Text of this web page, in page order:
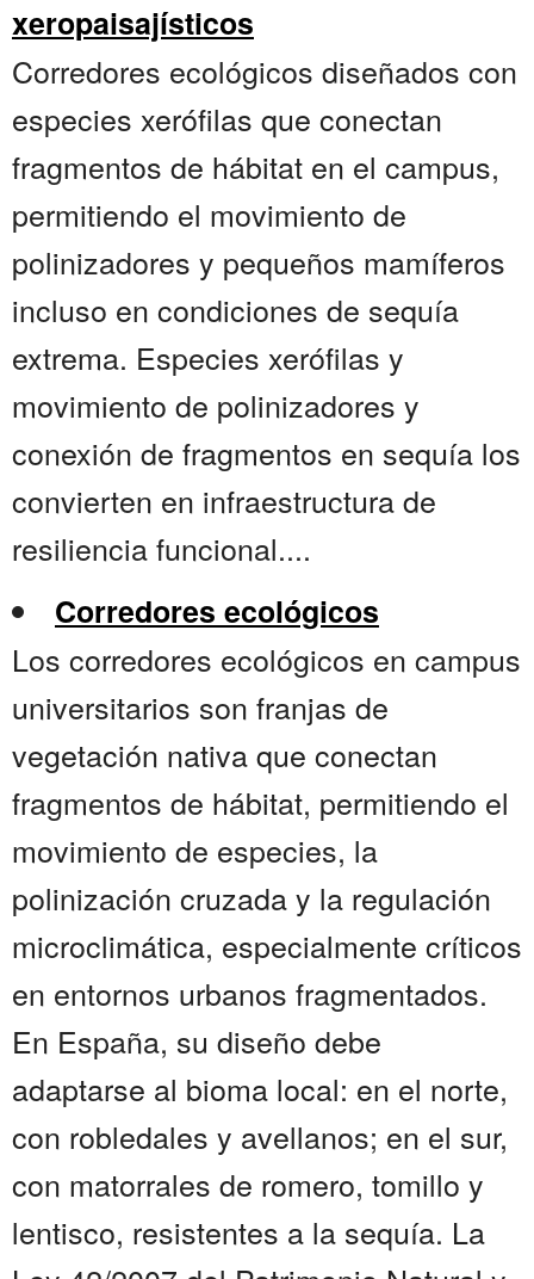
xeropaisajísticos
Corredores ecológicos diseñados con
especies xerófilas que conectan
fragmentos de hábitat en el campus,
permitiendo el movimiento de
polinizadores y pequeños mamíferos
incluso en condiciones de sequía
extrema. Especies xerófilas y
movimiento de polinizadores y
conexión de fragmentos en sequía los
convierten en infraestructura de
resiliencia funcional....
Corredores ecológicos
Los corredores ecológicos en campus
universitarios son franjas de
vegetación nativa que conectan
fragmentos de hábitat, permitiendo el
movimiento de especies, la
polinización cruzada y la regulación
microclimática, especialmente críticos
en entornos urbanos fragmentados.
En España, su diseño debe
adaptarse al bioma local: en el norte,
con robledales y avellanos; en el sur,
con matorrales de romero, tomillo y
lentisco, resistentes a la sequía. La